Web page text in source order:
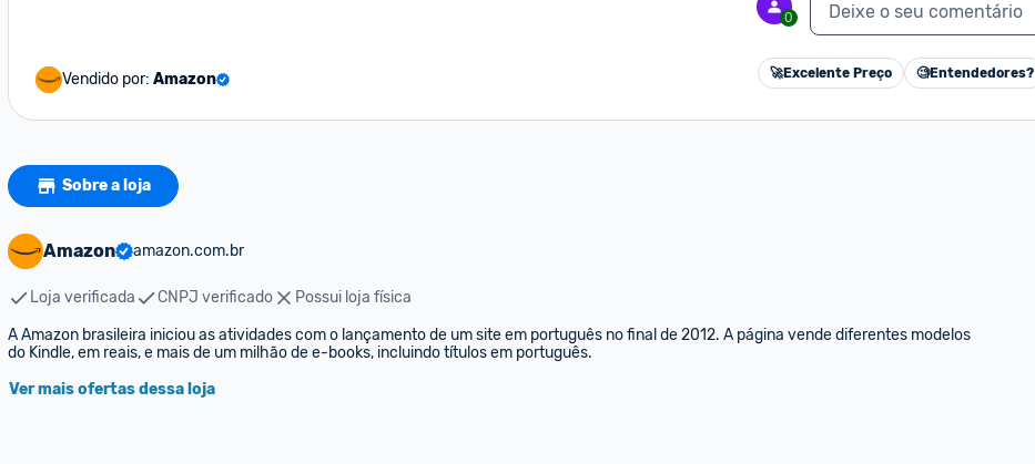
Vendido por: Amazon
0 Deixe o seu comentário
🚀Excelente Preço 🧐Entendedores?
Sobre a loja
Amazon amazon.com.br
Loja verificada CNPJ verificado
Possui loja física
A Amazon brasileira iniciou as atividades com o lançamento de um site em português no final de 2012. A página vende diferentes modelos
do Kindle, em reais, e mais de um milhão de e-books, incluindo títulos em português.
Ver mais ofertas dessa loja